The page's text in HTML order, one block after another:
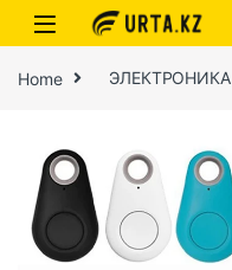
Home ЭЛЕКТРОНИКА